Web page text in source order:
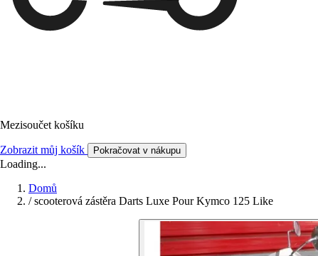
Mezisoučet košíku
Zobrazit můj košík Pokračovat v nákupu
Loading...
Domů
/ scooterová zástěra Darts Luxe Pour Kymco 125 Like